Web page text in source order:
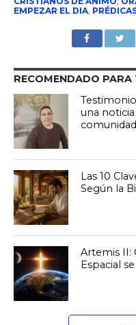
EMPEZAR EL DIA,
RECOMENDADO PARA
una
comunidad
Las 10
Según la
Artemis II:
Espacial